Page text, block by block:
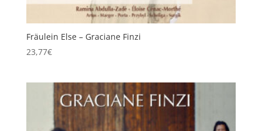
Fräulein Else – Graciane Finzi
23,77€